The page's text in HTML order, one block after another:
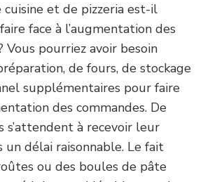
cuisine et de pizzeria est-il
face à l’augmentation des
Vous pourriez avoir besoin
de fours, de stockage
supplémentaires pour faire
des commandes. De
s’attendent à recevoir leur
un délai raisonnable. Le fait
ou des boules de pâte